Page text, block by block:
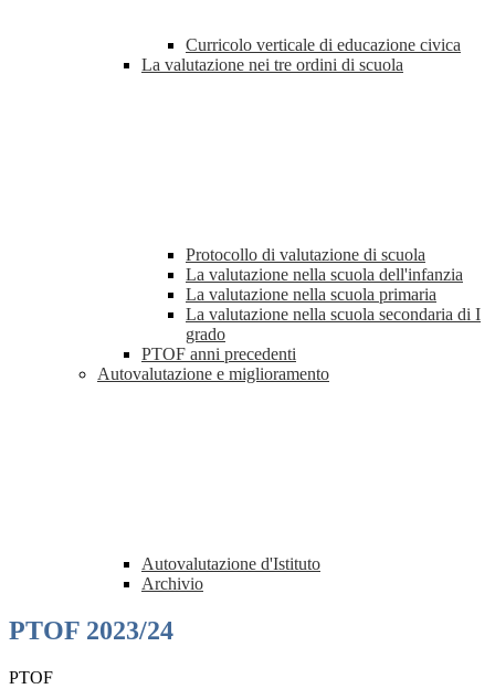
Curricolo verticale di educazione civica
La valutazione nei tre ordini di scuola
Protocollo di valutazione di scuola
La valutazione nella scuola dell'infanzia
La valutazione nella scuola primaria
La valutazione nella scuola secondaria di I
grado
PTOF anni precedenti
Autovalutazione e miglioramento
Autovalutazione d'Istituto
Archivio
PTOF 2023/24
PTOF